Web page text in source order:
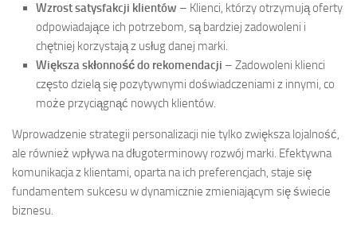
Wzrost satysfakcji klientów – Klienci, którzy otrzymują oferty
odpowiadające ich potrzebom, są bardziej zadowoleni i
chętniej korzystają z usług danej marki.
Większa skłonność do rekomendacji – Zadowoleni klienci
często dzielą się pozytywnymi doświadczeniami z innymi, co
może przyciągnąć nowych klientów.
Wprowadzenie strategii personalizacji nie tylko zwiększa lojalność,
ale również wpływa na długoterminowy rozwój marki. Efektywna
komunikacja z klientami, oparta na ich preferencjach, staje się
fundamentem sukcesu w dynamicznie zmieniającym się świecie
biznesu.